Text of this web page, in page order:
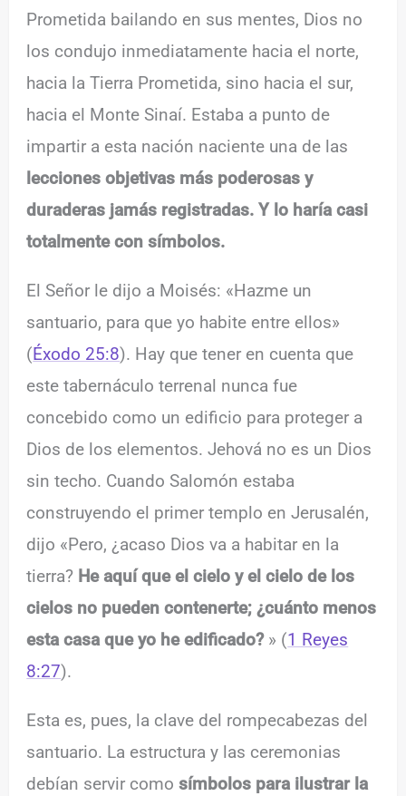
Prometida bailando en sus mentes, Dios no
los condujo inmediatamente hacia el norte,
hacia la Tierra Prometida, sino hacia el sur,
hacia el Monte Sinaí. Estaba a punto de
impartir a esta nación naciente una de las
lecciones objetivas más poderosas y
duraderas jamás registradas. Y lo haría casi
totalmente con símbolos.
El Señor le dijo a Moisés: «Hazme un
santuario, para que yo habite entre ellos»
(Éxodo 25:8). Hay que tener en cuenta que
este tabernáculo terrenal nunca fue
concebido como un edificio para proteger a
Dios de los elementos. Jehová no es un Dios
sin techo. Cuando Salomón estaba
construyendo el primer templo en Jerusalén,
dijo «Pero, ¿acaso Dios va a habitar en la
tierra? He aquí que el cielo y el cielo de los
cielos no pueden contenerte; ¿cuánto menos
esta casa que yo he edificado?» (1 Reyes
8:27).
Esta es, pues, la clave del rompecabezas del
santuario. La estructura y las ceremonias
debían servir comosímbolos para ilustrar la